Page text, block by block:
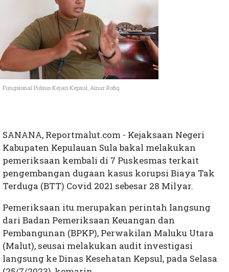
Fungsional Pidsus Kejari Kepsul, Ainur Rofiq
SANANA, Reportmalut.com - Kejaksaan Negeri
Kabupaten Kepulauan Sula bakal melakukan
pemeriksaan kembali di 7 Puskesmas terkait
pengembangan dugaan kasus korupsi Biaya Tak
Terduga (BTT) Covid 2021 sebesar 28 Milyar.
Pemeriksaan itu merupakan perintah langsung
dari Badan Pemeriksaan Keuangan dan
Pembangunan (BPKP), Perwakilan Maluku Utara
(Malut), seusai melakukan audit investigasi
langsung ke Dinas Kesehatan Kepsul, pada Selasa